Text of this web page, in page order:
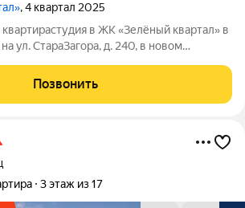
, 4 квартал 2025
в ЖК «Зелёный квартал» в
ул. СтараЗагора, д. 240, в новом
площадь 29 м, жилая с кухней
Позвонить
3 этаж из 17